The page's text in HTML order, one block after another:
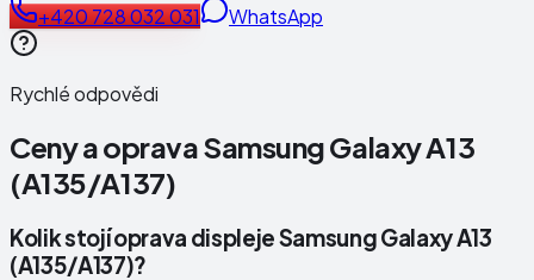
+420 728 032 031 WhatsApp
Rychlé odpovědi
Ceny a opravaSamsung Galaxy A13
(A135/A137)
Kolik stojí oprava displeje Samsung Galaxy A13
(A135/A137)?